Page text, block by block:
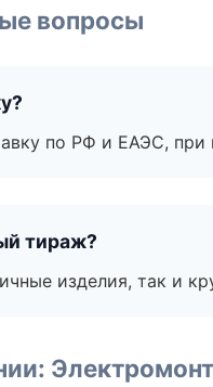
вопросы
по РФ и ЕАЭС,
тираж?
изделия, так и